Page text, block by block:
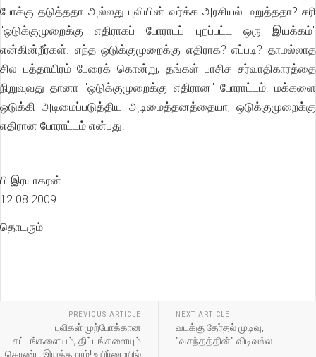
போக்கு தடுத்ததா அல்லது புலியின் வர்க்க அரசியல் மறுத்ததா? சரி
"ஒடுக்குமுறைக்கு எதிராகப் போராடப் புறப்பட்ட ஒரு இயக்கம்"
என்கின்றீர்கள். எந்த ஒடுக்குமுறைக்கு எதிராக? எப்படி? தாமல்லாத
சில பத்தாயிரம் பேரைக் கொன்று, தங்கள் பாசிச சர்வாதிகாரத்தை
நிறுவுவது தானா "ஒடுக்குமுறைக்கு எதிரான" போராட்டம். மக்களை
ஒடுக்கி அடிமைப்படுத்திய அடிமைத்தனத்தையா, ஒடுக்குமுறைக்கு
எதிரான போராட்டம் என்பது!
பி.இரயாகரன்
12.08.2009
தொடரும்
PREVIOUS ARTICLE
புலிகள் முற்போக்கான
சட்டங்களையம், திட்டங்களையும்
கொண்ட இயக்கமாம்! உயிர்மையில்
NEXT ARTICLE
வடக்கு தேர்தல் முடிவு,
"வசந்தத்தின்" விடிவல்ல